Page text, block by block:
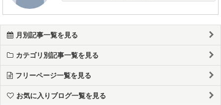
月別記事一覧を見る
カテゴリ別記事一覧を見る
フリーページ一覧を見る
お気に入りブログ一覧を見る